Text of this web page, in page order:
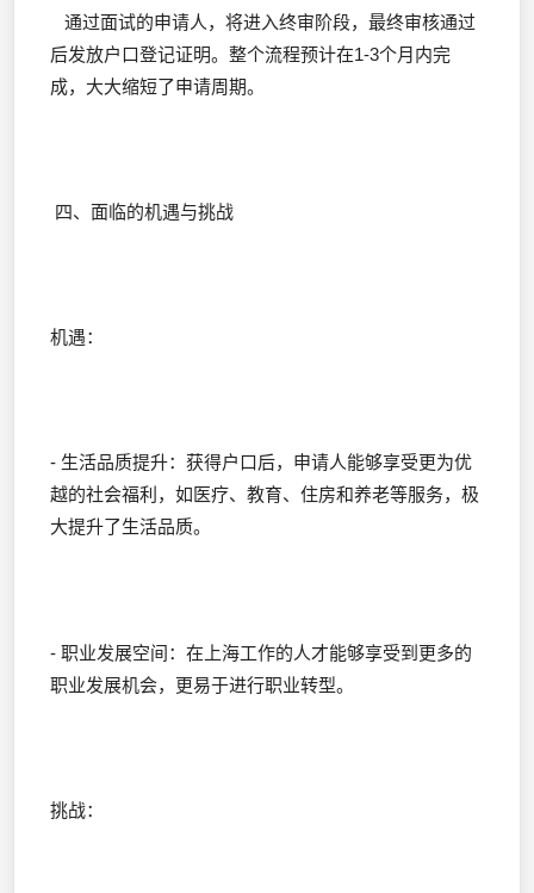
通过面试的申请人，将进入终审阶段，最终审核通过
后发放户口登记证明。整个流程预计在1-3个月内完
成，大大缩短了申请周期。
四、面临的机遇与挑战
机遇：
- 生活品质提升：获得户口后，申请人能够享受更为优
越的社会福利，如医疗、教育、住房和养老等服务，极
大提升了生活品质。
- 职业发展空间：在上海工作的人才能够享受到更多的
职业发展机会，更易于进行职业转型。
挑战：